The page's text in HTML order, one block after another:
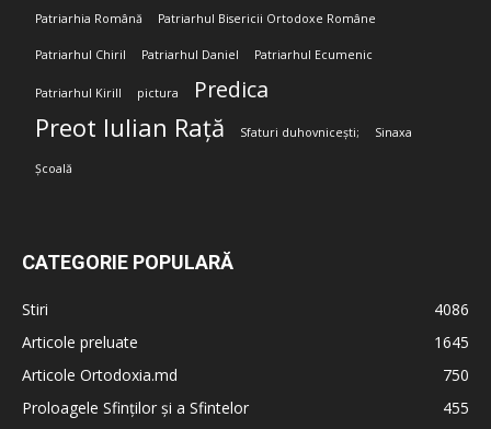
Patriarhia Română Patriarhul Bisericii Ortodoxe Române
Patriarhul Chiril Patriarhul Daniel Patriarhul Ecumenic
Patriarhul Kirill pictura Predica
Preot Iulian Rață Sfaturi duhovnicești; Sinaxa
Școală
CATEGORIE POPULARĂ
Stiri
4086
Articole preluate
1645
Articole Ortodoxia.md
750
Proloagele Sfinților și a Sfintelor
455